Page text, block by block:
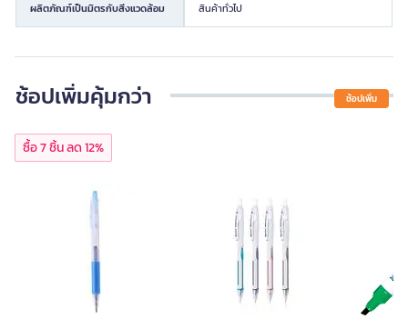
ผลิตภัณฑ์เป็นมิตรกับสิ่งแวดล้อม สินค้าทั่วไป
ช้อปเพิ่มคุ้มกว่า ช้อปเพิ่ม
ซื้อ 7 ชิ้น ลด 12%